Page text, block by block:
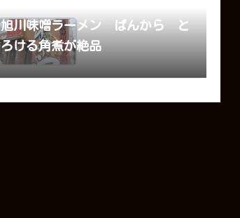
旭川味噌ラーメン ばんから と
ろける角煮が絶品